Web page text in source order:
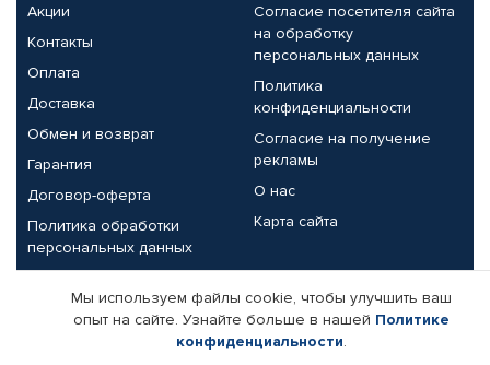
Акции
Контакты
Оплата
Доставка
Обмен и возврат
Гарантия
Договор-оферта
Политика обработки
персональных данных
Согласие посетителя сайта
на обработку
персональных данных
Политика
конфиденциальности
Согласие на получение
рекламы
О нас
Карта сайта
Партнерам
Корпоративным клиентам
Реквизиты компании
Мы используем файлы cookie, чтобы улучшить ваш
опыт на сайте. Узнайте больше в нашей Политике
конфиденциальности.